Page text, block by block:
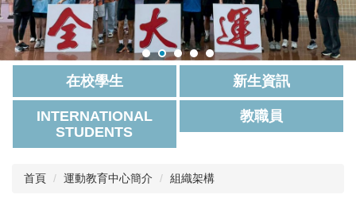
在校學生 新生資訊
INTERNATIONAL
STUDENTS
教職員
首頁 運動教育中心簡介 組織架構